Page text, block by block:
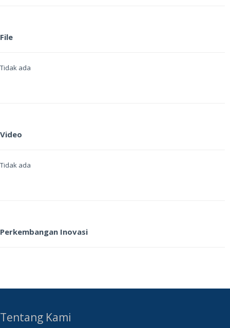
File
Tidak ada
Video
Tidak ada
Perkembangan Inovasi
Tentang Kami